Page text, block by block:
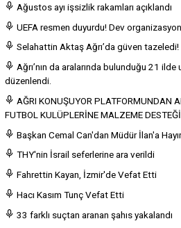
Ağustos ayı işsizlik rakamları açıklandı
UEFA resmen duyurdu! Dev
Selahattin Aktaş Ağrı’da güven tazeledi!
Ağrı’nın da aralarında bulunduğu 21
düzenlendi.
AĞRI KONUŞUYOR PLATFORMUNDAN
FUTBOL KULÜPLERİNE MALZEME DESTEĞİ
Başkan Cemal Can'dan Müdür İlan'a
THY'nin İsrail seferlerine ara verildi
Fahrettin Kayan, İzmir'de Vefat Etti
Hacı Kasım Tunç Vefat Etti
33 farklı suçtan aranan şahıs yakalandı